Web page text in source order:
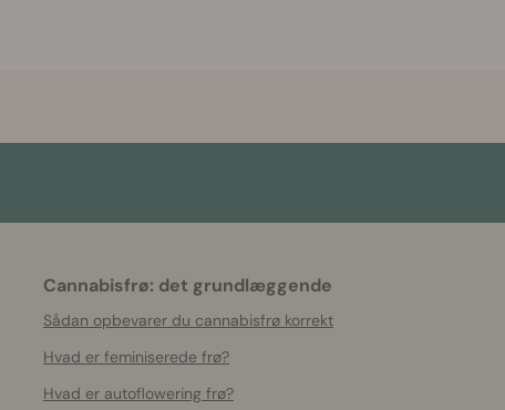
Cannabisfrø: det grundlæggende
Sådan opbevarer du cannabisfrø korrekt
Hvad er feminiserede frø?
Hvad er autoflowering frø?